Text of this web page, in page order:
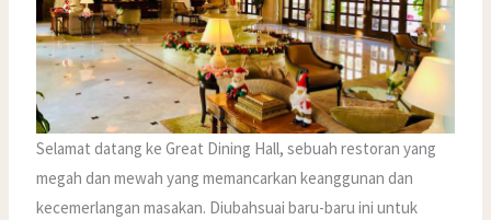
Selamat datang ke Great Dining Hall, sebuah restoran yang
megah dan mewah yang memancarkan keanggunan dan
kecemerlangan masakan. Diubahsuai baru-baru ini untuk